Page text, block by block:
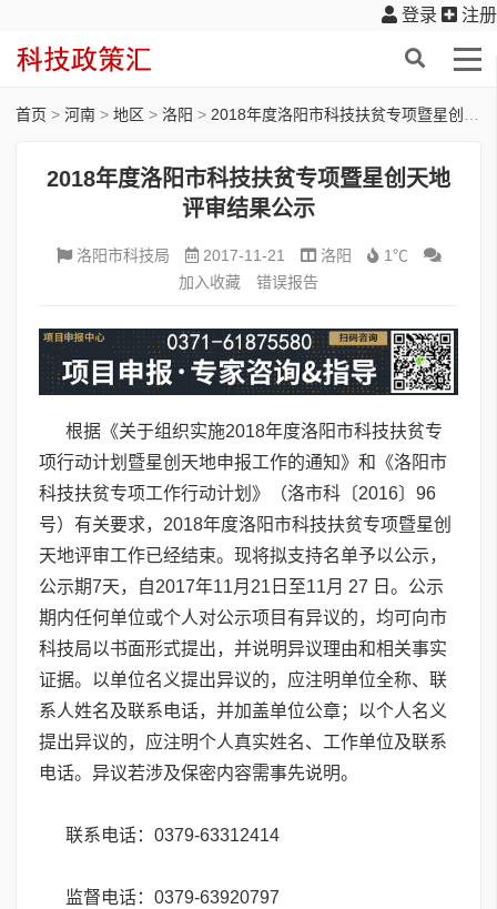
登录 注册
首页 > 河南 > 地区 > 洛阳 > 2018年度洛阳市科技扶贫专项暨星创天地评审结果公示
2018年度洛阳市科技扶贫专项暨星创天地
评审结果公示
洛阳市科技局 2017-11-21 洛阳
1℃
加入收藏
错误报告
根据《关于组织实施2018年度洛阳市科技扶贫专
项行动计划暨星创天地申报工作的通知》和《洛阳市
科技扶贫专项工作行动计划》（洛市科〔2016〕96
号）有关要求，2018年度洛阳市科技扶贫专项暨星创
天地评审工作已经结束。现将拟支持名单予以公示，
公示期7天，自2017年11月21日至11月 27 日。公示
期内任何单位或个人对公示项目有异议的，均可向市
科技局以书面形式提出，并说明异议理由和相关事实
证据。以单位名义提出异议的，应注明单位全称、联
系人姓名及联系电话，并加盖单位公章；以个人名义
提出异议的，应注明个人真实姓名、工作单位及联系
电话。异议若涉及保密内容需事先说明。
联系电话：0379-63312414
监督电话：0379-63920797